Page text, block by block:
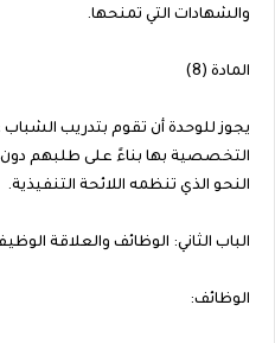
والشهادات التي تمنحها.
المادة (8)
يجوز للوحدة أن تقوم بتدريب
التخصصية بها بناءً على طلبهم دون
النحو الذي تنظمه اللائحة التنفيذية.
الباب الثاني: الوظائف والعلاقة
الوظائف: